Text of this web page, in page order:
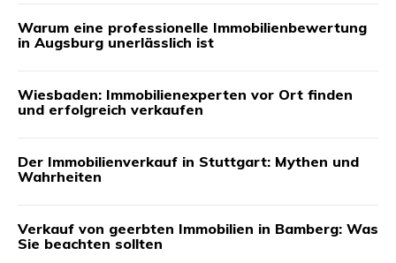
Warum eine professionelle Immobilienbewertung
in Augsburg unerlässlich ist
Wiesbaden: Immobilienexperten vor Ort finden
und erfolgreich verkaufen
Der Immobilienverkauf in Stuttgart: Mythen und
Wahrheiten
Verkauf von geerbten Immobilien in Bamberg: Was
Sie beachten sollten